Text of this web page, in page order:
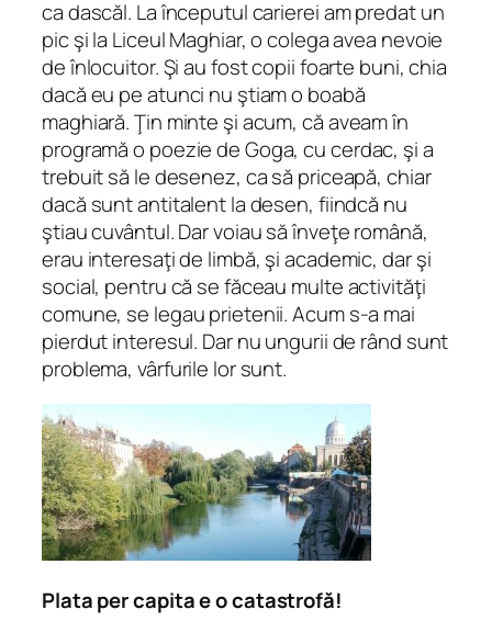
ca dascăl. La începutul carierei am predat un
pic şi la Liceul Maghiar, o colega avea nevoie
de înlocuitor. Şi au fost copii foarte buni, chia
dacă eu pe atunci nu ştiam o boabă
maghiară. Ţin minte şi acum, că aveam în
programă o poezie de Goga, cu cerdac, şi a
trebuit să le desenez, ca să priceapă, chiar
dacă sunt antitalent la desen, fiindcă nu
ştiau cuvântul. Dar voiau să înveţe română,
erau interesaţi de limbă, şi academic, dar şi
social, pentru că se făceau multe activităţi
comune, se legau prietenii. Acum s-a mai
pierdut interesul. Dar nu ungurii de rând sunt
problema, vârfurile lor sunt.
Plataper capitae o catastrofă!